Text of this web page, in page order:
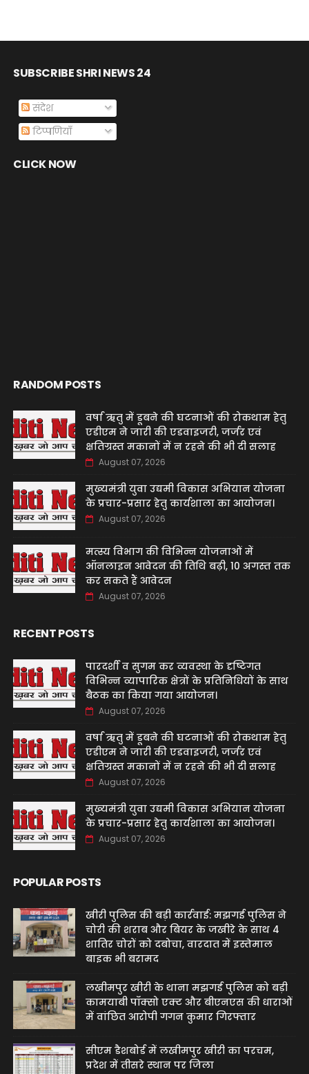
SUBSCRIBE SHRI NEWS 24
संदेश
टिप्पणियाँ
CLICK NOW
RANDOM POSTS
वर्षा ऋतु में डूबने की घटनाओं की रोकथाम हेतु
एडीएम ने जारी की एडवाइजरी, जर्जर एवं
क्षतिग्रस्त मकानों में न रहने की भी दी सलाह
August 07, 2026
मुख्यमंत्री युवा उद्यमी विकास अभियान योजना
के प्रचार-प्रसार हेतु कार्यशाला का आयोजन।
August 07, 2026
मत्स्य विभाग की विभिन्न योजनाओं में
ऑनलाइन आवेदन की तिथि बढ़ी, 10 अगस्त तक
कर सकते हैं आवेदन
August 07, 2026
RECENT POSTS
पारदर्शी व सुगम कर व्यवस्था के दृष्टिगत
विभिन्न व्यापारिक क्षेत्रों के प्रतिनिधियों के साथ
बैठक का किया गया आयोजन।
August 07, 2026
वर्षा ऋतु में डूबने की घटनाओं की रोकथाम हेतु
एडीएम ने जारी की एडवाइजरी, जर्जर एवं
क्षतिग्रस्त मकानों में न रहने की भी दी सलाह
August 07, 2026
मुख्यमंत्री युवा उद्यमी विकास अभियान योजना
के प्रचार-प्रसार हेतु कार्यशाला का आयोजन।
August 07, 2026
POPULAR POSTS
खीरी पुलिस की बड़ी कार्रवाई: मझगई पुलिस ने
चोरी की शराब और बियर के जखीरे के साथ 4
शातिर चोरों को दबोचा, वारदात में इस्तेमाल
बाइक भी बरामद
लखीमपुर खीरी के थाना मझगई पुलिस को बड़ी
कामयाबी पॉक्सो एक्ट और बीएनएस की धाराओं
में वांछित आरोपी गगन कुमार गिरफ्तार
सीएम डैशबोर्ड में लखीमपुर खीरी का परचम,
प्रदेश में तीसरे स्थान पर जिला